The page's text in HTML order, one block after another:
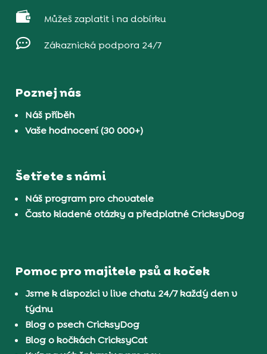
 Můžeš zaplatit i na dobírku
 Zákaznická podpora 24/7
Poznej nás
Náš příběh
Vaše hodnocení (30 000+)
Šetřete s námi
Náš program pro chovatele
Často kladené otázky a předplatné CricksyDog
Pomoc pro majitele psů a koček
Jsme k dispozici v live chatu 24/7 každý den v
týdnu
Blog o psech CricksyDog
Blog o kočkách CricksyCat